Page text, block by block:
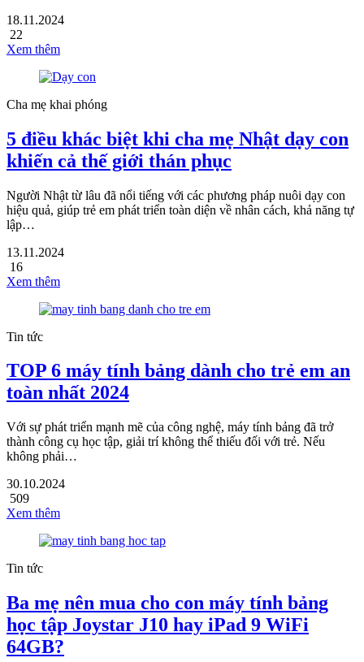
18.11.2024
22
Xem thêm
Cha mẹ khai phóng
5 điều khác biệt khi cha mẹ Nhật dạy con
khiến cả thế giới thán phục
Người Nhật từ lâu đã nổi tiếng với các phương pháp nuôi dạy con
hiệu quả, giúp trẻ em phát triển toàn diện về nhân cách, khả năng tự
lập…
13.11.2024
16
Xem thêm
Tin tức
TOP 6 máy tính bảng dành cho trẻ em an
toàn nhất 2024
Với sự phát triển mạnh mẽ của công nghệ, máy tính bảng đã trở
thành công cụ học tập, giải trí không thể thiếu đối với trẻ. Nếu
không phải…
30.10.2024
509
Xem thêm
Tin tức
Ba mẹ nên mua cho con máy tính bảng
học tập Joystar J10 hay iPad 9 WiFi
64GB?